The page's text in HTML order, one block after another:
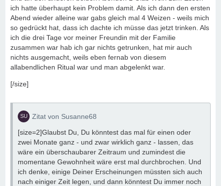
ich hatte überhaupt kein Problem damit. Als ich dann den ersten
Abend wieder alleine war gabs gleich mal 4 Weizen - weils mich
so gedrückt hat, dass ich dachte ich müsse das jetzt trinken. Als
ich die drei Tage vor meiner Freundin mit der Familie
zusammen war hab ich gar nichts getrunken, hat mir auch
nichts ausgemacht, weils eben fernab von diesem
allabendlichen Ritual war und man abgelenkt war.
[/size]
Zitat von Susanne68
[size=2]Glaubst Du, Du könntest das mal für einen oder
zwei Monate ganz - und zwar wirklich ganz - lassen, das
wäre ein überschaubarer Zeitraum und zumindest die
momentane Gewohnheit wäre erst mal durchbrochen. Und
ich denke, einige Deiner Erscheinungen müssten sich auch
nach einiger Zeit legen, und dann könntest Du immer noch